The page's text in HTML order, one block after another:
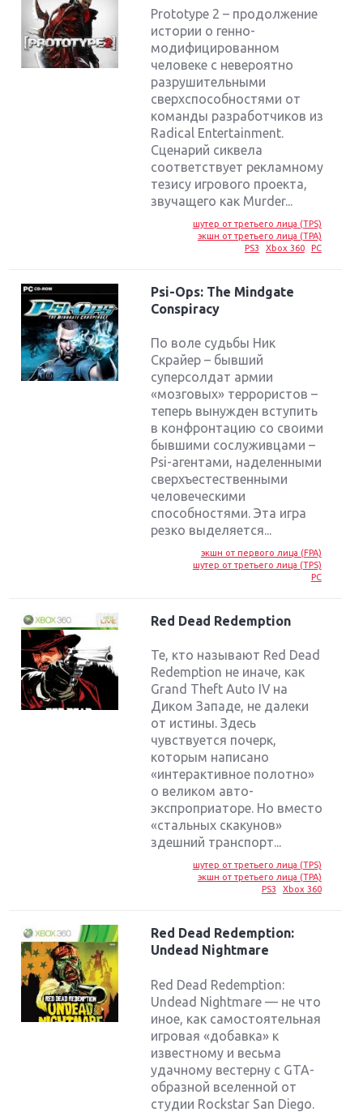
Prototype 2 – продолжение
истории о генно-
модифицированном
человеке с невероятно
разрушительными
сверхспособностями от
команды разработчиков из
Radical Entertainment.
Сценарий сиквела
соответствует рекламному
тезису игрового проекта,
звучащего как Murder...
шутер от третьего лица (TPS)
экшн от третьего лица (TPA)
PS3
Xbox 360 PC
Psi-Ops: The Mindgate
Conspiracy
По воле судьбы Ник
Скрайер – бывший
суперсолдат армии
«мозговых» террористов –
теперь вынужден вступить
в конфронтацию со своими
бывшими сослуживцами –
Psi-агентами, наделенными
сверхъестественными
человеческими
способностями. Эта игра
резко выделяется...
экшн от первого лица (FPA)
шутер от третьего лица (TPS)
PC
Red Dead Redemption
Те, кто называют Red Dead
Redemption не иначе, как
Grand Theft Auto IV на
Диком Западе, не далеки
от истины. Здесь
чувствуется почерк,
которым написано
«интерактивное полотно»
о великом авто-
экспроприаторе. Но вместо
«стальных скакунов»
здешний транспорт...
шутер от третьего лица (TPS)
экшн от третьего лица (TPA)
PS3
Xbox 360
Red Dead Redemption:
Undead Nightmare
Red Dead Redemption:
Undead Nightmare — не что
иное, как самостоятельная
игровая «добавка» к
известному и весьма
удачному вестерну с GTA-
образной вселенной от
студии Rockstar San Diego.